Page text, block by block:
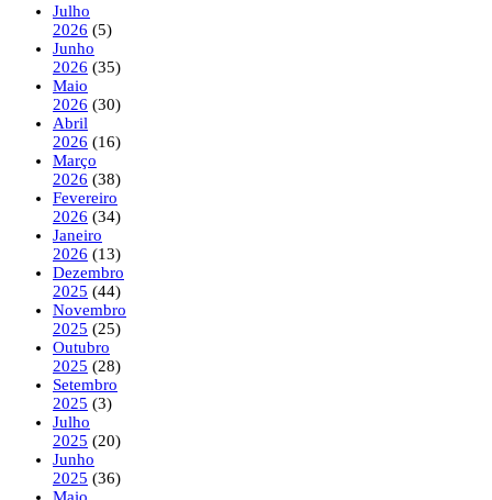
Julho
2026 (5)
Junho
2026 (35)
Maio
2026 (30)
Abril
2026 (16)
Março
2026 (38)
Fevereiro
2026 (34)
Janeiro
2026 (13)
Dezembro
2025 (44)
Novembro
2025 (25)
Outubro
2025 (28)
Setembro
2025 (3)
Julho
2025 (20)
Junho
2025 (36)
Maio